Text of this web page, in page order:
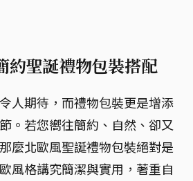
約聖誕禮物包裝搭配
人期待，而禮物包裝更是增添
。若您嚮往簡約、自然、卻又
麼北歐風聖誕禮物包裝絕對是
風格講究簡潔與實用，著重自